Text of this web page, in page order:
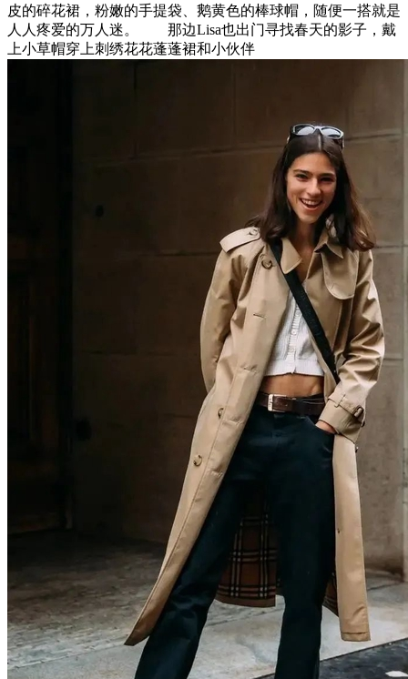
皮的碎花裙，粉嫩的手提袋、鹅黄色的棒球帽，随便一搭就是
人人疼爱的万人迷。 那边Lisa也出门寻找春天的影子，戴
上小草帽穿上刺绣花花蓬蓬裙和小伙伴